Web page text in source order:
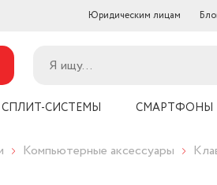
Юридическим лицам
СПЛИТ-СИСТЕМЫ СМАРТФОНЫ
Компьютерные аксессуары